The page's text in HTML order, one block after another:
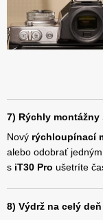
7) Rýchly montážny
Nový rýchloupínací
alebo odobrať
s iT30 Pro ušetríte
8) Výdrž na celý